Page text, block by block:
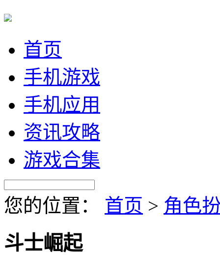
首页
手机游戏
手机应用
资讯攻略
游戏合集
您的位置： 首页 > 角色
斗士崛起